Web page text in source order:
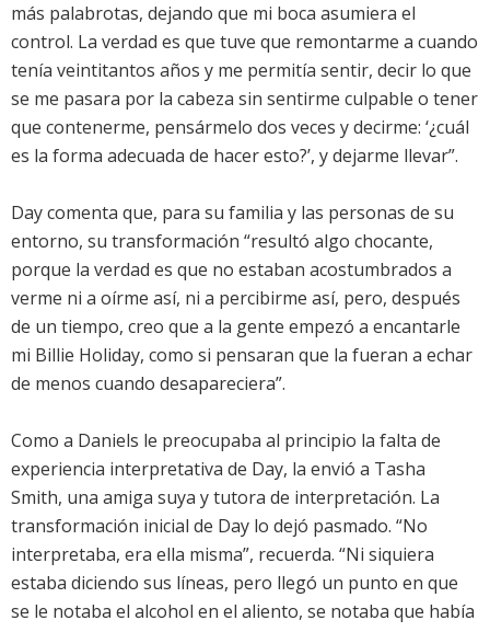
más palabrotas, dejando que mi boca asumiera el
control. La verdad es que tuve que remontarme a cuando
tenía veintitantos años y me permitía sentir, decir lo que
se me pasara por la cabeza sin sentirme culpable o tener
que contenerme, pensármelo dos veces y decirme: ‘¿cuál
es la forma adecuada de hacer esto?’, y dejarme llevar”.
Day comenta que, para su familia y las personas de su
entorno, su transformación “resultó algo chocante,
porque la verdad es que no estaban acostumbrados a
verme ni a oírme así, ni a percibirme así, pero, después
de un tiempo, creo que a la gente empezó a encantarle
mi Billie Holiday, como si pensaran que la fueran a echar
de menos cuando desapareciera”.
Como a Daniels le preocupaba al principio la falta de
experiencia interpretativa de Day, la envió a Tasha
Smith, una amiga suya y tutora de interpretación. La
transformación inicial de Day lo dejó pasmado. “No
interpretaba, era ella misma”, recuerda. “Ni siquiera
estaba diciendo sus líneas, pero llegó un punto en que
se le notaba el alcohol en el aliento, se notaba que había